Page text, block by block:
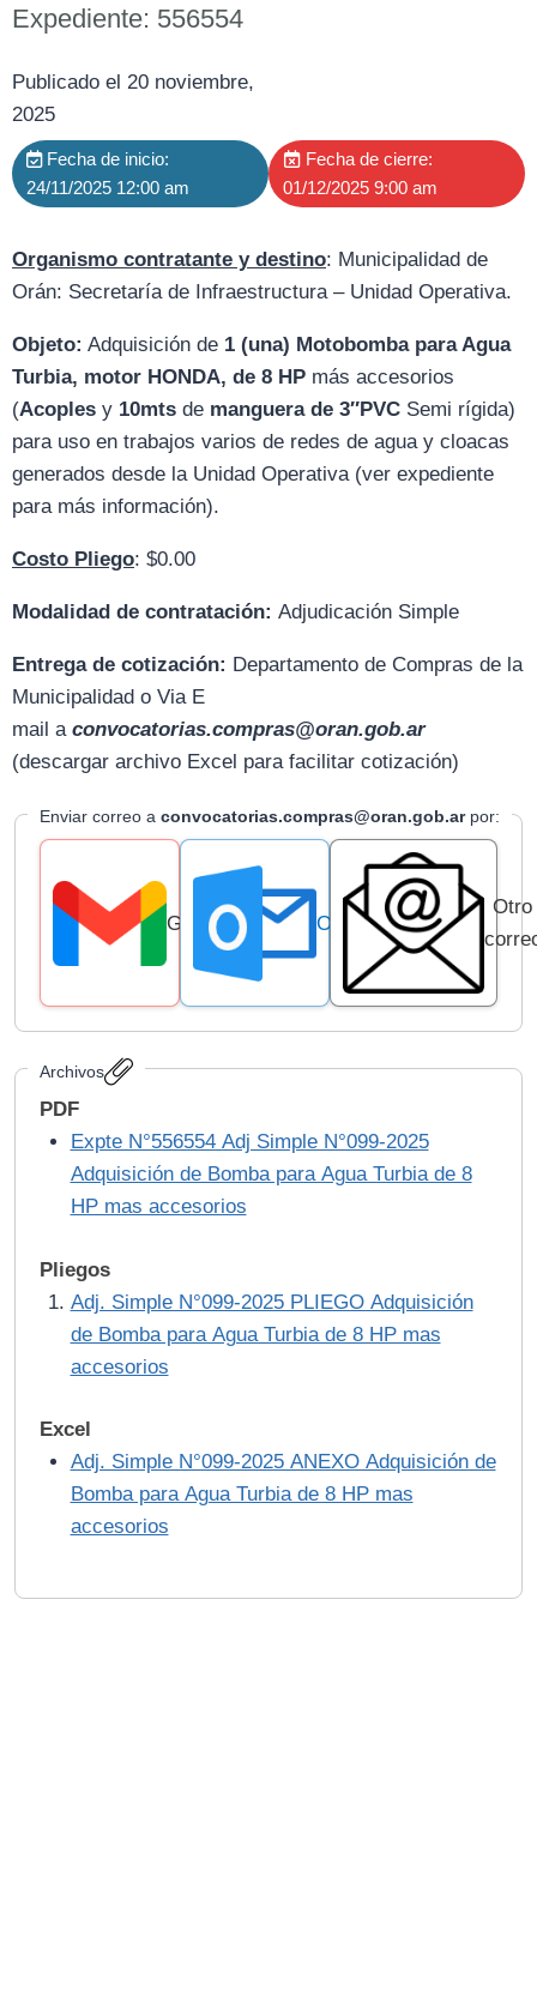
Expediente: 556554
Publicado el 20 noviembre,
2025
Fecha de inicio:
24/11/2025 12:00 am
Fecha de cierre:
01/12/2025 9:00 am
Organismo contratante y destino: Municipalidad de
Orán: Secretaría de Infraestructura – Unidad Operativa.
Objeto: Adquisición de 1 (una) Motobomba para Agua
Turbia, motor HONDA, de 8 HP más accesorios
(Acoples y 10mts de manguera de 3″PVC Semi rígida)
para uso en trabajos varios de redes de agua y cloacas
generados desde la Unidad Operativa (ver expediente
para más información).
Costo Pliego: $0.00
Modalidad de contratación: Adjudicación Simple
Entrega de cotización: Departamento de Compras de la
Municipalidad o Via E
mail a convocatorias.compras@oran.gob.ar
(descargar archivo Excel para facilitar cotización)
Enviar correo a convocatorias.compras@oran.gob.arpor:
Gmail Outlook
Otro
Archivos
PDF
Expte N°556554 Adj Simple N°099-2025
Adquisición de Bomba para Agua Turbia de 8
HP mas accesorios
Pliegos
Adj. Simple N°099-2025 PLIEGO Adquisición
de Bomba para Agua Turbia de 8 HP mas
accesorios
Excel
Adj. Simple N°099-2025 ANEXO Adquisición de
Bomba para Agua Turbia de 8 HP mas
accesorios